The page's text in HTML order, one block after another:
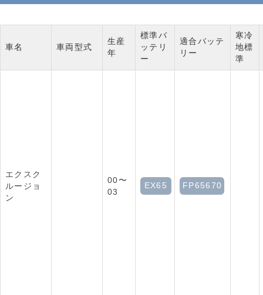
車名 車両型式
生産
年
標準バ
ッテリ
ー
適合バッテ
リー
寒冷
地標
準
エクスク
ルージョ
ン
00〜
03
EX65 FP65670